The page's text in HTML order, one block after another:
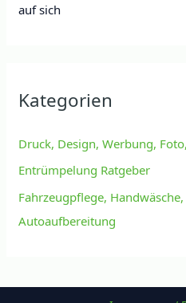
auf sich
Kategorien
Druck, Design, Werbung,
Entrümpelung Ratgeber
Fahrzeugpflege,
Autoaufbereitung